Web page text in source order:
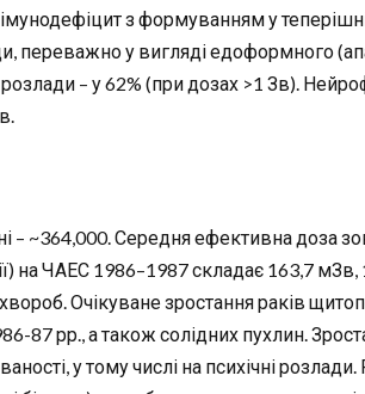
з формуванням у
переважно у вигляді едоформного
– у 62% (при дозах >1 Зв).
– ~364,000. Середня ефективна доза
на ЧАЕС 1986–1987 складає 163,7
Очікуване зростання раків
87 рр., а також солідних пухлин.
у тому числі на психічні